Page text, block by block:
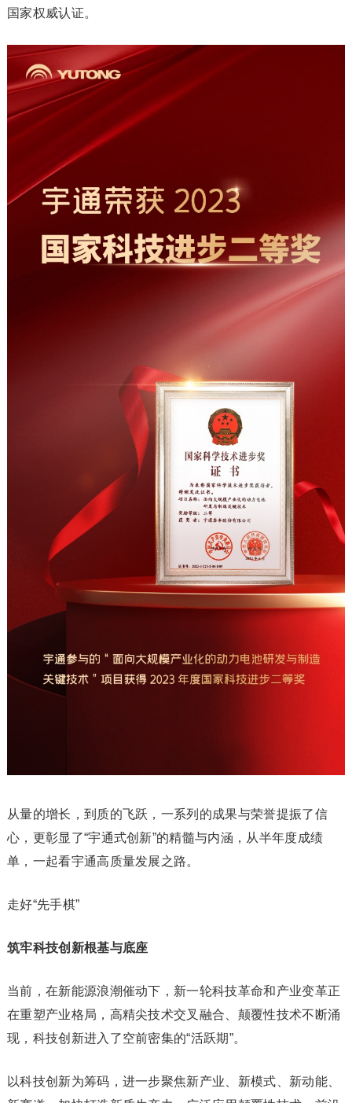
国家权威认证。
从量的增长，到质的飞跃，一系列的成果与荣誉提振了信
心，更彰显了“宇通式创新”的精髓与内涵，从半年度成绩
单，一起看宇通高质量发展之路。
走好“先手棋”
筑牢科技创新根基与底座
当前，在新能源浪潮催动下，新一轮科技革命和产业变革正
在重塑产业格局，高精尖技术交叉融合、颠覆性技术不断涌
现，科技创新进入了空前密集的“活跃期”。
以科技创新为筹码，进一步聚焦新产业、新模式、新动能、